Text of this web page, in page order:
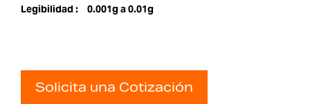
Legibilidad : 0.001g a 0.01g
Solicita una Cotización